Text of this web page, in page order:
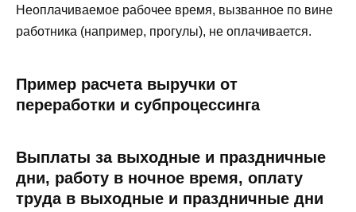
Неоплачиваемое рабочее время, вызванное по вине
работника (например, прогулы), не оплачивается.
Пример расчета выручки от
переработки и субпроцессинга
Выплаты за выходные и праздничные
дни, работу в ночное время, оплату
труда в выходные и праздничные дни